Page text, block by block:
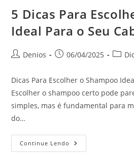
5 Dicas Para
Ideal Para o Seu
Denios 06/04/2025
Dicas Para Escolher o Shampoo
Escolher o shampoo certo pode
simples, mas é fundamental para
do…
Continue Lendo